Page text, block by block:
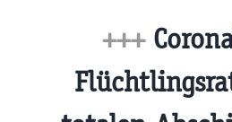
+++